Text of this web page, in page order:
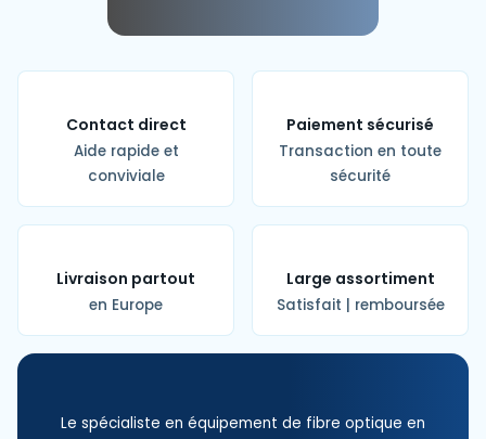
Contact direct
Aide rapide et
conviviale
Paiement sécurisé
Transaction en toute
sécurité
Livraison partout
en Europe
Large assortiment
Satisfait | remboursée
Le spécialiste en équipement de fibre optique en